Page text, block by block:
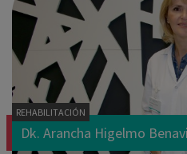
REHABILITACIÓN
Dk. Arancha Higelmo